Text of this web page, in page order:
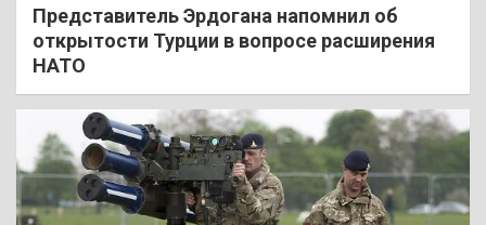
Представитель Эрдогана напомнил об
открытости Турции в вопросе расширения
НАТО